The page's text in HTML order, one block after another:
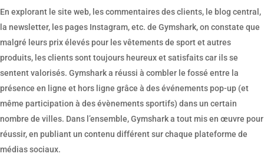
En explorant le site web, les commentaires des clients, le blog central,
la newsletter, les pages Instagram, etc. de Gymshark, on constate que
malgré leurs prix élevés pour les vêtements de sport et autres
produits, les clients sont toujours heureux et satisfaits car ils se
sentent valorisés. Gymshark a réussi à combler le fossé entre la
présence en ligne et hors ligne grâce à des événements pop-up (et
même participation à des évènements sportifs) dans un certain
nombre de villes. Dans l’ensemble, Gymshark a tout mis en œuvre pour
réussir, en publiant un contenu différent sur chaque plateforme de
médias sociaux.